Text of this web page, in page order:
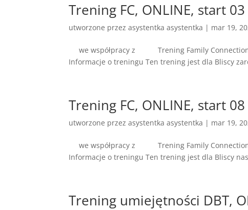
Trening FC, ONLINE, start
utworzone przezasystentka asystentka | mar 19,
we współpracy z
Informacje o treningu Ten trening jest dla Bliscy
Trening FC, ONLINE, start
utworzone przezasystentka asystentka | mar 19,
we współpracy z
Informacje o treningu Ten trening jest dla Bliscy
Trening umiejętności DBT,